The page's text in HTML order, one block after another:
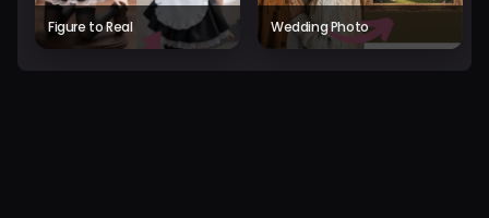
Figure to Real Wedding Photo